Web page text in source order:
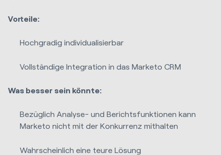
Vorteile:
Hochgradig individualisierbar
Vollständige Integration in das Marketo CRM
Was besser sein könnte:
Bezüglich Analyse- und Berichtsfunktionen kann
Marketo nicht mit der Konkurrenz mithalten
Wahrscheinlich eine teure Lösung